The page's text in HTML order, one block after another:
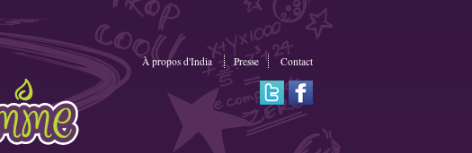
À propos d'India Presse Contact